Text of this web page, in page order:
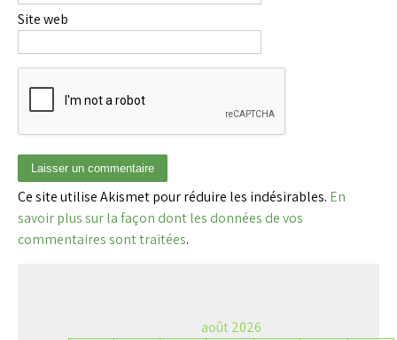
Site web
Ce site utilise Akismet pour réduire les indésirables. En
savoir plus sur la façon dont les données de vos
commentaires sont traitées.
août 2026